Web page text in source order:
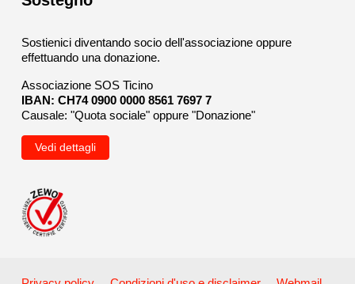
Sostienici diventando socio dell'associazione oppure
effettuando una donazione.
Associazione SOS Ticino
IBAN: CH74 0900 0000 8561 7697 7
Causale: "Quota sociale" oppure "Donazione"
Vedi dettagli